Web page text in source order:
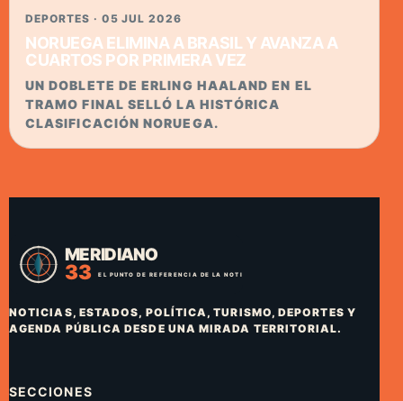
DEPORTES · 05 JUL 2026
NORUEGA ELIMINA A BRASIL Y AVANZA A
CUARTOS POR PRIMERA VEZ
UN DOBLETE DE ERLING HAALAND EN EL
TRAMO FINAL SELLÓ LA HISTÓRICA
CLASIFICACIÓN NORUEGA.
NOTICIAS, ESTADOS, POLÍTICA, TURISMO, DEPORTES Y
AGENDA PÚBLICA DESDE UNA MIRADA TERRITORIAL.
SECCIONES